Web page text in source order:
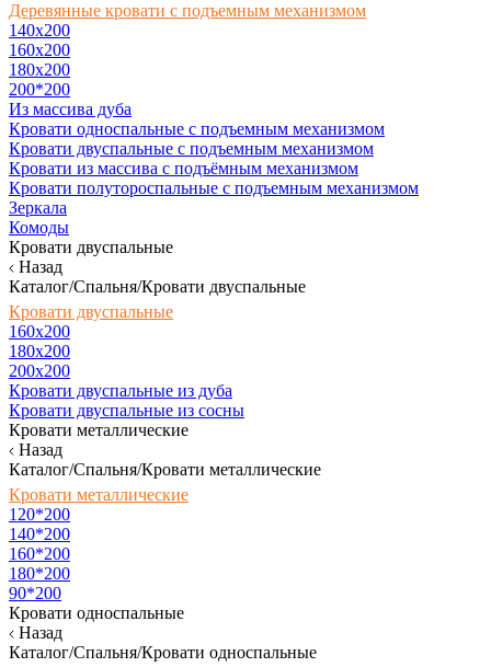
Деревянные кровати с подъемным механизмом
140x200
160х200
180х200
200*200
Из массива дуба
Кровати односпальные с подъемным механизмом
Кровати двуспальные с подъемным механизмом
Кровати из массива с подъёмным механизмом
Кровати полутороспальные с подъемным механизмом
Зеркала
Комоды
Кровати двуспальные
Назад
Каталог/Спальня/Кровати двуспальные
Кровати двуспальные
160х200
180x200
200x200
Кровати двуспальные из дуба
Кровати двуспальные из сосны
Кровати металлические
Назад
Каталог/Спальня/Кровати металлические
Кровати металлические
120*200
140*200
160*200
180*200
90*200
Кровати односпальные
Назад
Каталог/Спальня/Кровати односпальные